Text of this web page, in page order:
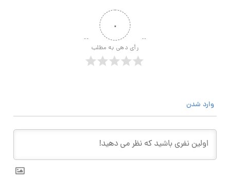
۰
رأی دهی به مطلب
وارد شدن